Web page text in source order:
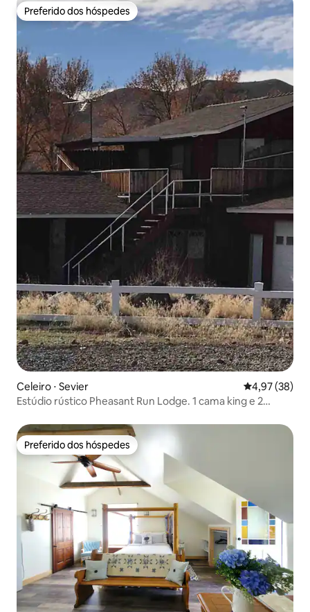
Preferido dos hóspedes
Preferido dos hóspedes
Celeiro ⋅ Sevier 4,97 de uma
4,97 (38)
Estúdio rústico Pheasant Run Lodge. 1 cama king e 2
Preferido dos hóspedes
Preferido dos hóspedes